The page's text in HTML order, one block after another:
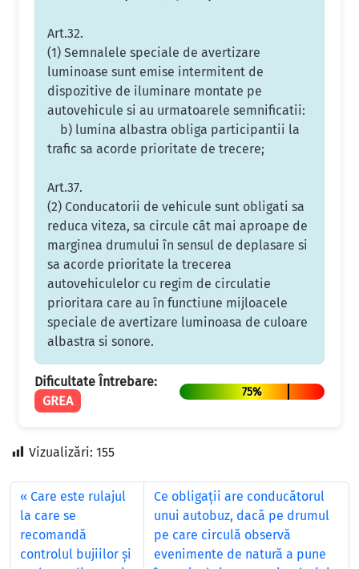
Art.32.
(1) Semnalele speciale de avertizare
luminoase sunt emise intermitent de
dispozitive de iluminare montate pe
autovehicule si au urmatoarele semnificatii:
b) lumina albastra obliga participantii la
trafic sa acorde prioritate de trecere;
Art.37.
(2) Conducatorii de vehicule sunt obligati sa
reduca viteza, sa circule cât mai aproape de
marginea drumului în sensul de deplasare si
sa acorde prioritate la trecerea
autovehiculelor cu regim de circulatie
prioritara care au în functiune mijloacele
speciale de avertizare luminoasa de culoare
albastra si sonore.
Dificultate Întrebare:
GREA
75%
Vizualizări: 155
Care este rulajul
la care se
recomandă
controlul bujiilor şi
Ce obligaţii are conducătorul
unui autobuz, dacă pe drumul
pe care circulă observă
evenimente de natură a pune